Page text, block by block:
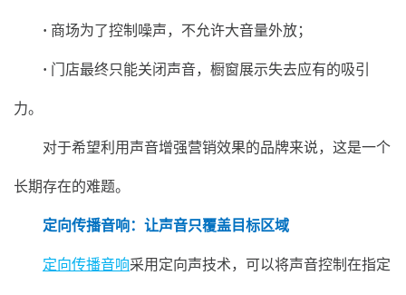
· 商场为了控制噪声，不允许大音量外放；
· 门店最终只能关闭声音，橱窗展示失去应有的吸引
力。
对于希望利用声音增强营销效果的品牌来说，这是一个
长期存在的难题。
定向传播音响：让声音只覆盖目标区域
定向传播音响采用定向声技术，可以将声音控制在指定